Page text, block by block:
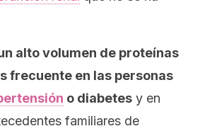
alto volumen de proteínas
frecuente en las personas
o diabetes y en
familiares de